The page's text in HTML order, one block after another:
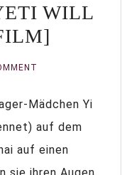
WILL
Mädchen Yi
auf dem
auf einen